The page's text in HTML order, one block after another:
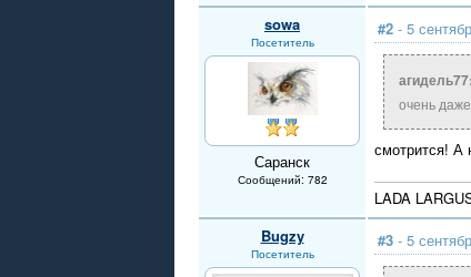
sowa
Посетитель
Саранск
Сообщений: 782
#2 - 5
агидель77:
очень
смотрится! А
LADA
Bugzy
Посетитель
#3 - 5